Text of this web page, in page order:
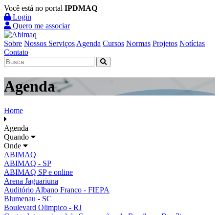
Você está no portal IPDMAQ
Login
Quero me associar
Sobre Nossos Serviços Agenda Cursos Normas Projetos Notícias
Contato
Agenda
Home
Agenda
Quando
Onde
ABIMAQ
ABIMAQ - SP
ABIMAQ SP e online
Arena Jaguariuna
Auditório Albano Franco - FIEPA
Blumenau - SC
Boulevard Olimpico - RJ